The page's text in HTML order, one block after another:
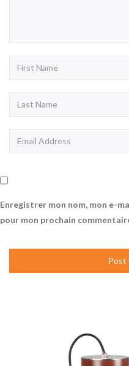
Enregistrer mon nom, mon e-
pour mon prochain